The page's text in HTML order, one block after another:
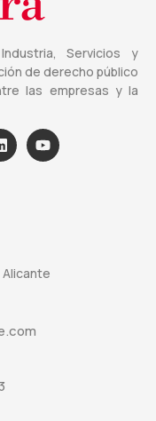
Servicios y
de derecho público
las empresas y la
Alicante